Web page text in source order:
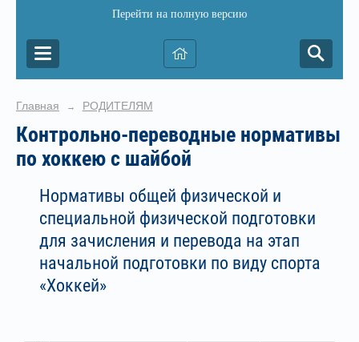
Перейти на полную версию
Главная → РОДИТЕЛЯМ
Контрольно-переводные нормативы
по хоккею с шайбой
Нормативы общей физической и
специальной физической подготовки
для зачисления и перевода на этап
начальной подготовки по виду спорта
«Хоккей»